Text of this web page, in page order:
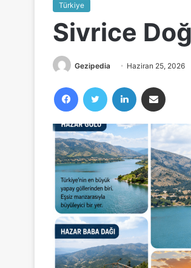
Türkiye
Sivrice
Gezipedia Haziran 25, 2026
FacebookTwitter LinkedIn